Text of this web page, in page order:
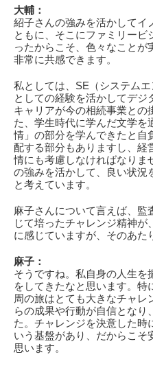
大輔：
紹子さんの強みを活かしてイ
ともに、そこにファミリービ
ったからこそ、色々なことが
非常に共感できます。
私としては、SE（システム
としての経験を活かしてデ
キャリアが今の相続事業との
た、学生時代に学んだ文学を
情」の部分を学んできたと自
配する部分もありますし、経
情にも考慮しなければなりま
の強みを活かして、良い状況
と考えています。
麻子さんについて言えば、監
じて培ったチャレンジ精神が
に感じていますが、そのあた
麻子：
そうですね。私自身の人生を
をしてきたなと思います。特
周の旅はとても大きなチャ
らの成果や行動が自信となり
た。チャレンジを決意した時
いう基盤があり、だからこそ
思います。